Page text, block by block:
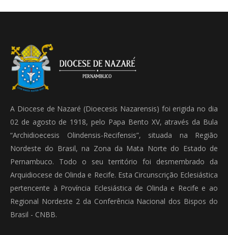
A Diocese de Nazaré (Dioecesis Nazarensis) foi erigida no dia
02 de agosto de 1918, pelo Papa Bento XV, através da Bula
“Archidioecesis Olindensis-Recifensis”, situada na Região
Nordeste do Brasil, na Zona da Mata Norte do Estado de
Pernambuco. Todo o seu território foi desmembrado da
Arquidiocese de Olinda e Recife. Esta Circunscrição Eclesiástica
pertencente à Província Eclesiástica de Olinda e Recife e ao
Regional Nordeste 2 da Conferência Nacional dos Bispos do
Brasil - CNBB.